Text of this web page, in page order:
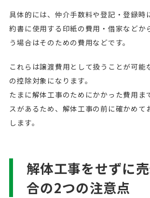
具体的には、仲介手数料や登記・登録時
約書に使用する印紙の費用・借家などか
う場合はそのための費用などです。
これらは譲渡費用として扱うことが可能
の控除対象になります。
たまに解体工事のためにかかった費用ま
スがあるため、解体工事の前に確かめて
します。
解体工事をせずに
合の2つの注意点